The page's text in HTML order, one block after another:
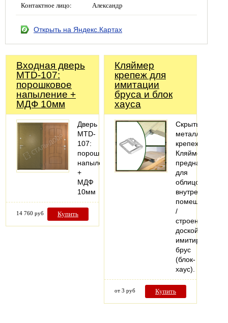
Контактное лицо: Александр
Открыть на Яндекс.Картах
Входная дверь
MTD-107:
порошковое
напыление +
МДФ 10мм
Дверь
MTD-
107:
порошковое
напыление
+
МДФ
10мм
14 760 руб Купить
Кляймер
крепеж для
имитации
бруса и блок
хауса
Скрытый
металлический
крепеж
Кляймер
предназначен
для
облицовки
внутренних
помещений
/
строений
доской,
имитирующей
брус
(блок-
хаус).
от 3 руб Купить